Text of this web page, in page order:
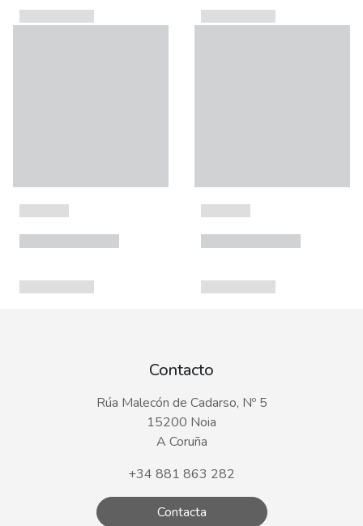
Contacto
Rúa Malecón de Cadarso, Nº 5
15200 Noia
A Coruña
+34 881 863 282
Contacta